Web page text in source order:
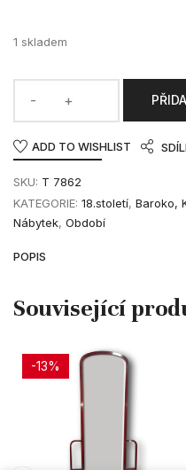
1 skladem
ADD TO WISHLIST
SKU: T 7862
KATEGORIE: 18.století, Baroko,
Nábytek, Období
POPIS
-13%